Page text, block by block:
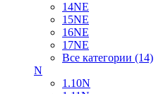
14NE
15NE
16NE
17NE
Все категории (14)
N
1.10N